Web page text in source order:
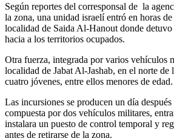
Según reportes del corresponsal de la
la zona, una unidad israelí entró en horas
localidad de Saida Al-Hanout donde
hacia a los territorios ocupados.
Otra fuerza, integrada por varios vehículos
localidad de Jabat Al-Jashab, en el norte
cuatro jóvenes, entre ellos menores de edad.
Las incursiones se producen un día
compuesta por dos vehículos militares,
instalara un puesto de control temporal y
antes de retirarse de la zona.